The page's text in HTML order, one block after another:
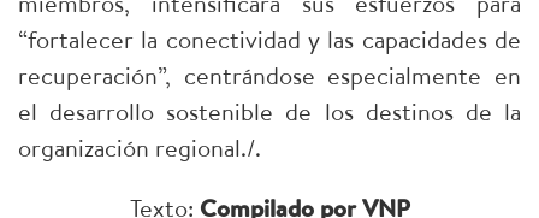
“fortalecer la conectividad y las capacidades de
recuperación”, centrándose especialmente en
el desarrollo sostenible de los destinos de la
organización regional./.
Texto: Compilado por VNP